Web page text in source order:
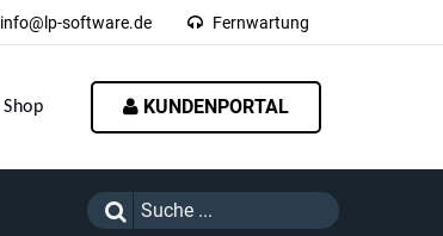
info@lp-software.de Fernwartung
Shop KUNDENPORTAL